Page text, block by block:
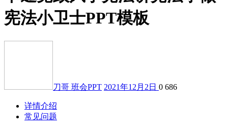
宪法小卫士PPT模板
刀哥 班会PPT 2021年12月2日 0 686
详情介绍
常见问题